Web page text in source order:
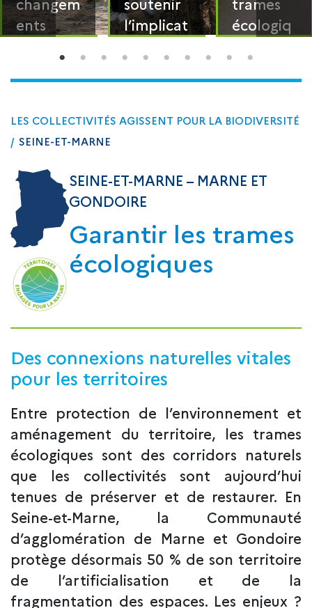
ents
l’implicat
citoyenn
e
écologiq
LES COLLECTIVITÉS AGISSENT POUR LA BIODIVERSITÉ
/ SEINE-ET-MARNE
SEINE-ET-MARNE – MARNE ET
GONDOIRE
Garantir les trames
écologiques
Des connexions naturelles vitales
pour les territoires
Entre protection de l’environnement et
aménagement du territoire, les trames
écologiques sont des corridors naturels
que les collectivités sont aujourd’hui
tenues de préserver et de restaurer. En
Seine-et-Marne, la Communauté
d’agglomération de Marne et Gondoire
protège désormais 50 % de son territoire
de l’artificialisation et de la
fragmentation des espaces. Les enjeux ?